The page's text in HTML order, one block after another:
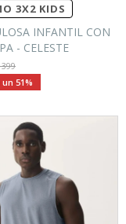
3X2 KIDS
INFANTIL CON
- CELESTE
399
51